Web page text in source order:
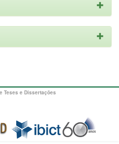
Teses e Dissertações